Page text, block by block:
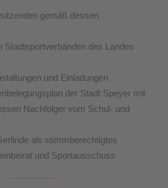
gemäß dessen
Stadtsportverbänden des Landes
und Einladungen
der Stadt Speyer mit
Nachfolger vom Schul- und
als stimmberechtigtes
und Sportausschuss